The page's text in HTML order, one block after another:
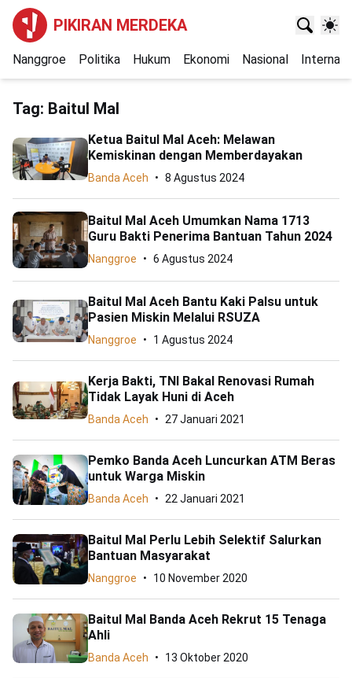
PIKIRAN MERDEKA
Nanggroe Politika Hukum Ekonomi Nasional
Tag: Baitul Mal
Ketua Baitul Mal Aceh: Melawan
Kemiskinan dengan Memberdayakan
Banda Aceh 8 Agustus 2024
Baitul Mal Aceh Umumkan Nama 1713
Guru Bakti Penerima Bantuan Tahun 2024
Nanggroe 6 Agustus 2024
Baitul Mal Aceh Bantu Kaki Palsu untuk
Pasien Miskin Melalui RSUZA
Nanggroe 1 Agustus 2024
Kerja Bakti, TNI Bakal Renovasi Rumah
Tidak Layak Huni di Aceh
Banda Aceh 27 Januari 2021
Pemko Banda Aceh Luncurkan ATM Beras
untuk Warga Miskin
Banda Aceh 22 Januari 2021
Baitul Mal Perlu Lebih Selektif Salurkan
Bantuan Masyarakat
Nanggroe 10 November 2020
Baitul Mal Banda Aceh Rekrut 15 Tenaga
Ahli
Banda Aceh 13 Oktober 2020